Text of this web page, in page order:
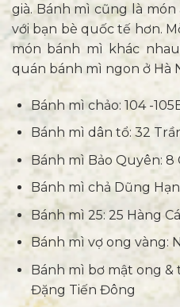
già. Bánh mì cũng là
với bạn bè quốc tế hơn.
món bánh mì khác
quán bánh mì ngon ở Hà
Bánh mì chảo: 104 -
Bánh mì dân tổ: 32
Bánh mì Bảo Quyên: 8
Bánh mì chả Dũng
Bánh mì 25: 25 Hàng Cá
Bánh mì vợ ong vàng:
Bánh mì bơ mật ong &
Đặng Tiến Đông